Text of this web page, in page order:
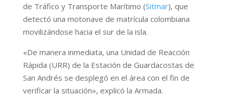
de Tráfico y Transporte Marítimo (Sitmar), que
detectó una motonave de matrícula colombiana
movilizándose hacia el sur de la isla.
«De manera inmediata, una Unidad de Reacción
Rápida (URR) de la Estación de Guardacostas de
San Andrés se desplegó en el área con el fin de
verificar la situación», explicó la Armada.